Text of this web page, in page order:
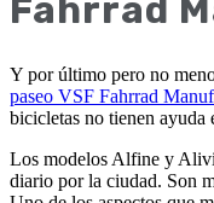
Fahrrad
Y por último pero no
paseo VSF Fahrrad
bicicletas no tienen ayuda
Los modelos Alfine y
diario por la ciudad. Son